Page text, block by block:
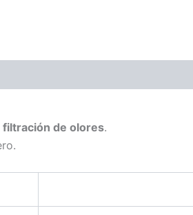
filtración de olores.